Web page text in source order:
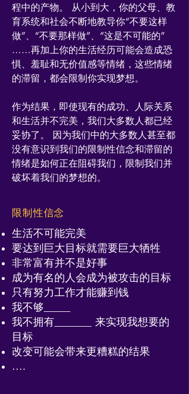
程中的产物。 从小到大，你的父母、教
育系统和社会不断地教导你“不要这样
做”、“不要那样做”、“这是不可能的”
……再加上你的生活经历可能会造成恐
惧、羞耻和无价值感等情绪，这些情绪
的滞留，都会限制你实现梦想。
作为结果，即使现有的成功、人际关系
和生活并不完美，我们大多数人都已经
妥协了。 因为我们中的大多数人甚至都
没有意识到我们的限制性信念和滞留的
情绪是如何正在阻碍我们，限制我们并
破坏着我们的梦想的。
限制性信念
生活不可能完美
要达到巨大目标就需要巨大牺牲
非常富有并不是好事
成为有名的人会成为被攻击的目标
只有努力工作才能赚到钱
我不够_____
我不拥有_______ 来实现我想要的
目标
改变可能会带来更糟糕的结果
….